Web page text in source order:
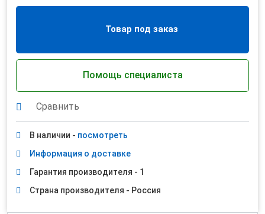
Товар под заказ
Помощь специалиста
Сравнить
В наличии - посмотреть
Информация о доставке
Гарантия производителя - 1
Страна производителя - Россия